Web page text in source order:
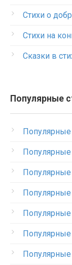
Стихи о
Стихи на
Сказки в
Популярные
Популярные
Популярные
Популярные
Популярные